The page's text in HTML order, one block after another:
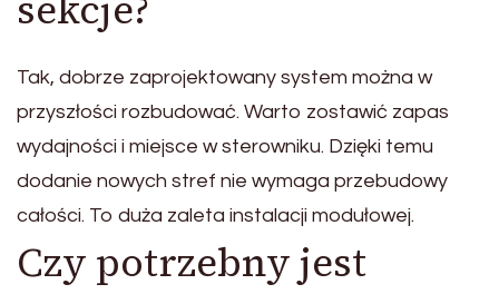
Tak, dobrze zaprojektowany system można w
przyszłości rozbudować. Warto zostawić zapas
wydajności i miejsce w sterowniku. Dzięki temu
dodanie nowych stref nie wymaga przebudowy
całości. To duża zaleta instalacji modułowej.
Czy potrzebny jest